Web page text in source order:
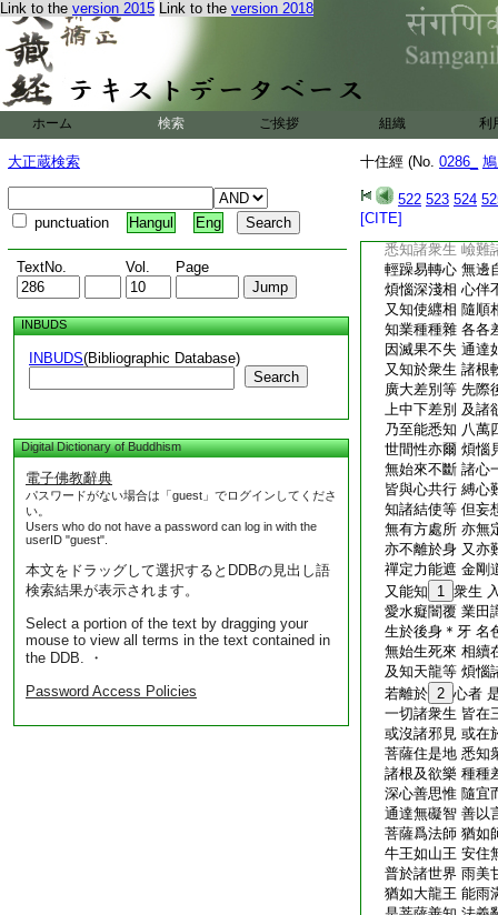
Link to the version 2015 Link to the version 2018
ホーム 検索 ご挨拶 組織 利
大正蔵検索
punctuation Hangul Eng
TextNo. Vol. Page
INBUDS
INBUDS(Bibliographic Database)
Search
Digital Dictionary of Buddhism
電子佛教辭典
パスワードがない場合は「guest」でログインしてくださ
い。
Users who do not have a password can log in with the
userID "guest".
本文をドラッグして選択するとDDBの見出し語
検索結果が表示されます。
Select a portion of the text by dragging your
mouse to view all terms in the text contained in
the DDB. ・
Password Access Policies
十住經 (No. 0286_
522 523 524
[CITE]
得微妙最上 三昧
廣大神通力 善入
智慧力決定 能觀
大願悲心淨 得入
是有漏無漏 世間
知法定
10 不定
思惟分別此 有爲
起知如是法 破諸
隨順是智心 則爲
悉知諸衆生 嶮難
輕躁易轉心 無邊
煩惱深淺相 心伴
又知使纒相 隨順
知業種種雜 各各
因滅果不失 通達
又知於衆生 諸根
廣大差別等 先際
上中下差別 及諸
乃至能悉知 八萬
世間性亦爾 煩惱
無始來不斷 諸心
皆與心共行 縛心
知諸結使等 但妄
無有方處所 亦無
亦不離於身 又亦
禪定力能遮 金剛
又能知
1 衆生
愛水癡闇覆 業田
生於後身＊牙 名
無始生死來 相續
及知天龍等 煩惱
若離於 2 心者
一切諸衆生 皆在
或沒諸邪見 或在
菩薩住是地 悉知
諸根及欲樂 種種
深心善思惟 隨宜
通達無礙智 善以
菩薩爲法師 猶如
牛王如山王 安住
普於諸世界 雨美
猶如大龍王 能雨